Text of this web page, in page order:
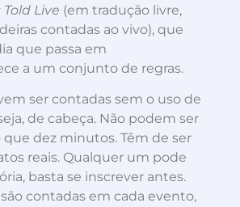
Live (em tradução livre,
contadas ao vivo), que
que passa em
a um conjunto de regras.
ser contadas sem o uso de
de cabeça. Não podem ser
que dez minutos. Têm de ser
reais. Qualquer um pode
basta se inscrever antes.
contadas em cada evento,